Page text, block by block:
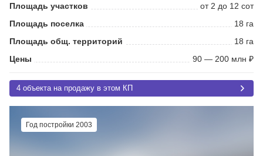
Площадь участков
от 2 до 12 сот
Площадь поселка
18 га
Площадь общ. территорий
18 га
Цены
90 — 200 млн ₽
4 объекта на продажу в этом КП
Год постройки 2003